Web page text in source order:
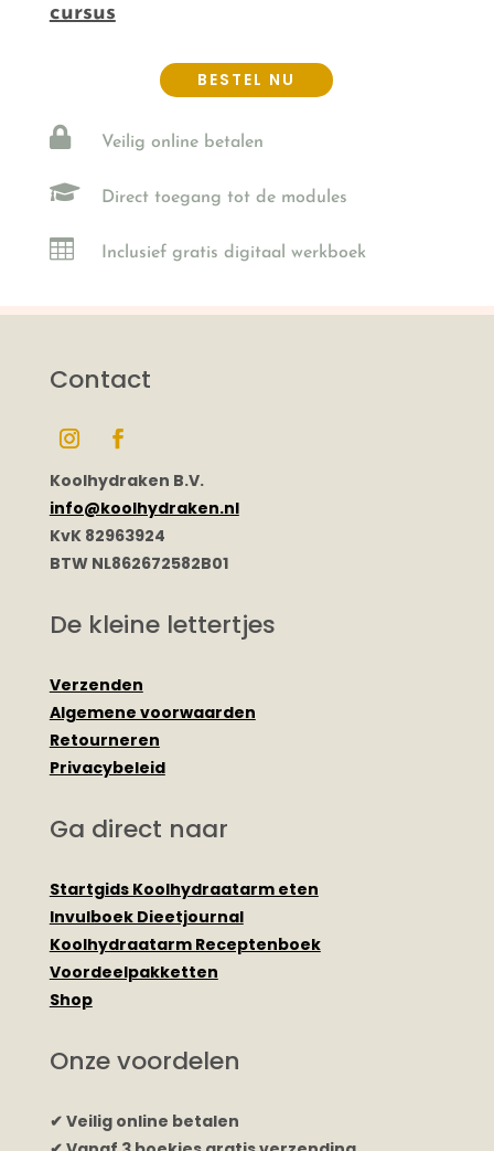
cursus
BESTEL NU
 Veilig online betalen
 Direct toegang tot de modules
 Inclusief gratis digitaal werkboek
Contact
Koolhydraken B.V.
info@koolhydraken.nl
KvK 82963924
BTW NL862672582B01
De kleine lettertjes
Verzenden
Algemene voorwaarden
Retourneren
Privacybeleid
Ga direct naar
Startgids Koolhydraatarm eten
Invulboek Dieetjournal
Koolhydraatarm Receptenboek
Voordeelpakketten
Shop
Onze voordelen
✔ Veilig online betalen